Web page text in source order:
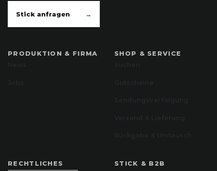
Stick anfragen →
PRODUKTION & FIRMA
SHOP & SERVICE
RECHTLICHES
STICK & B2B